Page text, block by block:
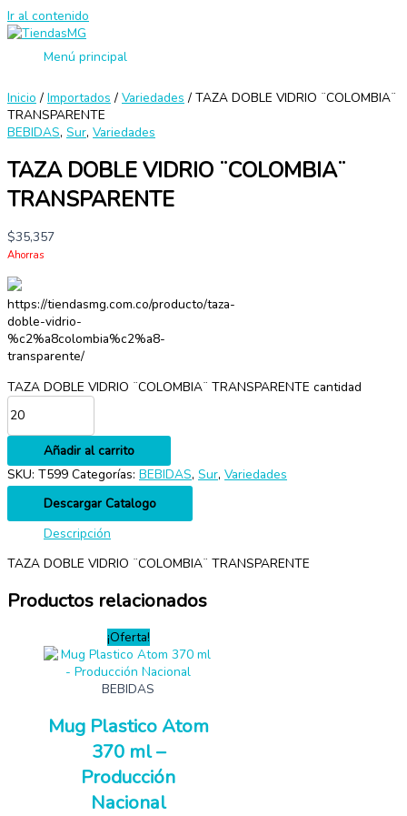
Ir al contenido
Menú principal
Inicio / Importados / Variedades / TAZA DOBLE VIDRIO ¨COLOMBIA¨
TRANSPARENTE
BEBIDAS, Sur, Variedades
TAZA DOBLE VIDRIO ¨COLOMBIA¨
TRANSPARENTE
$35,357
Ahorras
https://tiendasmg.com.co/producto/taza-
doble-vidrio-
%c2%a8colombia%c2%a8-
transparente/
TAZA DOBLE VIDRIO ¨COLOMBIA¨ TRANSPARENTE cantidad
Añadir al carrito
SKU: T599 Categorías: BEBIDAS, Sur, Variedades
Descargar Catalogo
Descripción
TAZA DOBLE VIDRIO ¨COLOMBIA¨ TRANSPARENTE
Productos relacionados
¡Oferta!
BEBIDAS
Mug Plastico Atom
370 ml –
Producción
Nacional